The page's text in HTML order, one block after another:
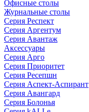
Офисные столы
Журнальные столы
Серия Респект
Серия Аргентум
Серия Авантаж
Аксессуары
Серия Арго
Серия Приоритет
Серия Ресепшн
Серия Аспект-Аспирант
Серия Авангард
Серия Болонья